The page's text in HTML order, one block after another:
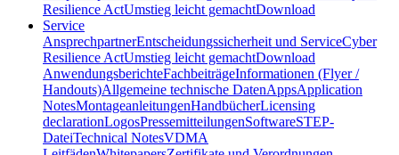
Resilience ActUmstieg leicht gemachtDownload
Service
AnsprechpartnerEntscheidungssicherheit und ServiceCyber
Resilience ActUmstieg leicht gemachtDownload
AnwendungsberichteFachbeiträgeInformationen (Flyer /
Handouts)Allgemeine technische DatenAppsApplication
NotesMontageanleitungenHandbücherLicensing
declarationLogosPressemitteilungenSoftwareSTEP-
DateiTechnical NotesVDMA